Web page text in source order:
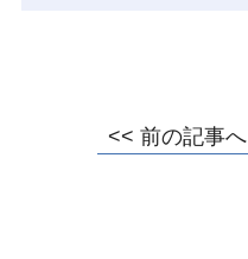
<< 前の記事へ